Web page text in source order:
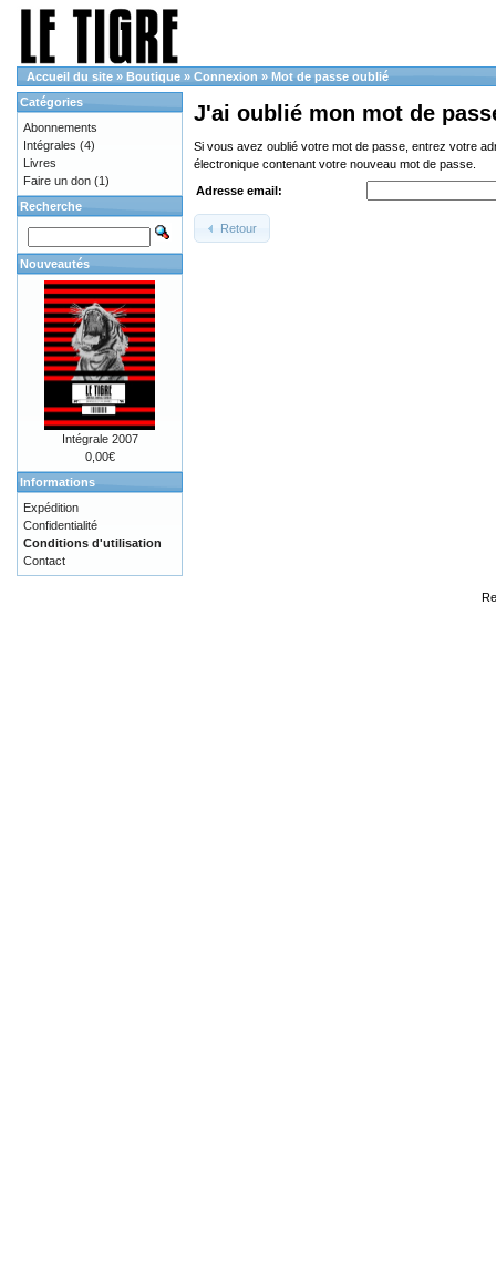
Accueil du site » Boutique » Connexion » Mot de passe oublié
J'ai oublié mon mot de
Si vous avez oublié votre mot de passe, entrez votre
électronique contenant votre nouveau mot de passe.
Adresse email:
Retour
Catégories
Abonnements
Intégrales (4)
Livres
Faire un don (1)
Recherche
Nouveautés
Intégrale 2007
0,00€
Informations
Expédition
Confidentialité
Conditions d'utilisation
Contact